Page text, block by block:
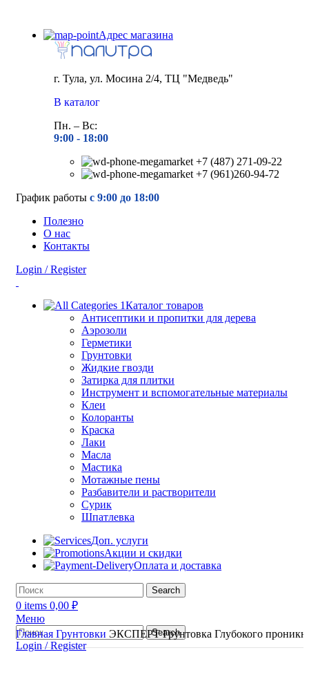
Адрес магазина
г. Тула, ул. Мосина 2/4, ТЦ "Медведь"
В каталог
Пн. – Вс:
9:00 - 18:00
+7 (487) 271-09-22
+7 (961)260-94-72
График работы с 9:00 до 18:00
Полезно
О нас
Контакты
Login / Register
Каталог товаров
Антисептики и пропитки для дерева
Аэрозоли
Герметики
Грунтовки
Жидкие гвозди
Затирка для плитки
Инструмент и вспомогательные материалы
Клеи
Колоранты
Краска
Лаки
Масла
Мастика
Мотажные пены
Разбавители и растворители
Сурик
Шпатлевка
Доп. услуги
Акции и скидки
Оплата и доставка
Search
0 items 0,00 ₽
Меню
Search
Login / Register
Главная Грунтовки ЭКСПЕРТ Грунтовка Глубокого